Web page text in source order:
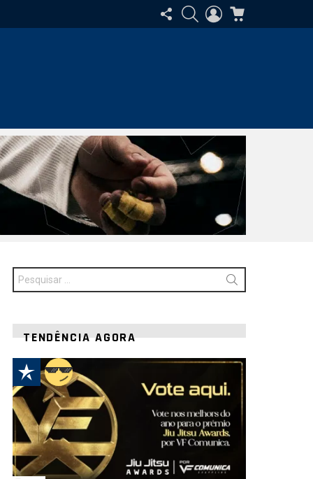
SIGA-
NOS
PESQUISAR
ENTRAR
Procurar
por:
TENDÊNCIA AGORA